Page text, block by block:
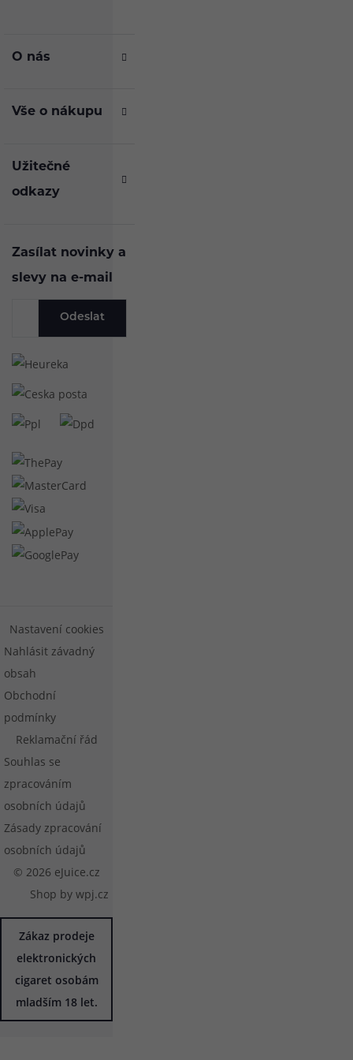
O nás
Vše o nákupu
Užitečné
odkazy
Zasílat novinky a
slevy na e-mail
Odeslat
© 2026 eJuice.cz
Nastavení cookies
Nahlásit závadný
obsah
Obchodní
podmínky
Reklamační řád
Souhlas se
zpracováním
osobních údajů
Zásady zpracování
osobních údajů
Shop by wpj.cz
Zákaz prodeje
elektronických
cigaret osobám
mladším 18 let.